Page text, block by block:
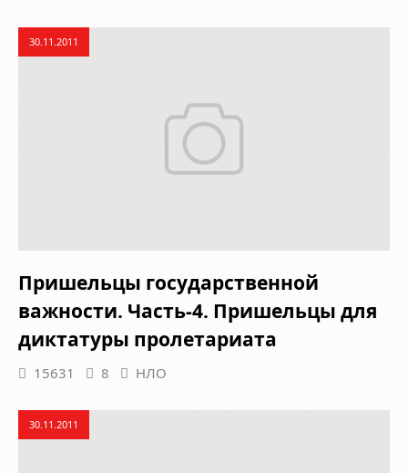
30.11.2011
Пришельцы государственной
важности. Часть-4. Пришельцы для
диктатуры пролетариата
15631 8 НЛО
30.11.2011